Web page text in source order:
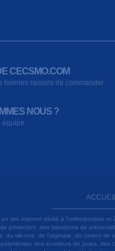
CECSMO.COM
bonnes raisons de commander
NOUS ?
équipe
un site internet dédié à l'orthodontiste
protection, des typodonts de
du silicone, de l'alginate, du ciment
des écarteurs de joues,